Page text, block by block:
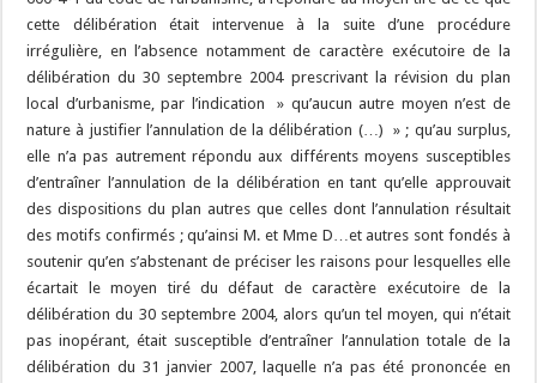
cette délibération était intervenue à la suite d’une procédure
irrégulière, en l’absence notamment de caractère exécutoire de la
délibération du 30 septembre 2004 prescrivant la révision du plan
local d’urbanisme, par l’indication » qu’aucun autre moyen n’est de
nature à justifier l’annulation de la délibération (…) » ; qu’au surplus,
elle n’a pas autrement répondu aux différents moyens susceptibles
d’entraîner l’annulation de la délibération en tant qu’elle approuvait
des dispositions du plan autres que celles dont l’annulation résultait
des motifs confirmés ; qu’ainsi M. et Mme D…et autres sont fondés à
soutenir qu’en s’abstenant de préciser les raisons pour lesquelles elle
écartait le moyen tiré du défaut de caractère exécutoire de la
délibération du 30 septembre 2004, alors qu’un tel moyen, qui n’était
pas inopérant, était susceptible d’entraîner l’annulation totale de la
délibération du 31 janvier 2007, laquelle n’a pas été prononcée en